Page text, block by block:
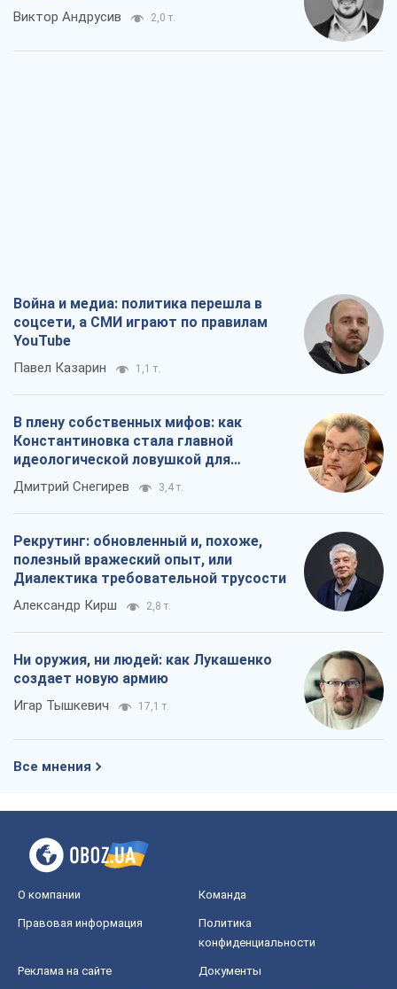
Виктор Андрусив 2,0 т.
Война и медиа: политика перешла в
соцсети, а СМИ играют по правилам
YouTube
Павел Казарин 1,1 т.
В плену собственных мифов: как
Константиновка стала главной
идеологической ловушкой для
российских оккупантов
Дмитрий Снегирев 3,4 т.
Рекрутинг: обновленный и, похоже,
полезный вражеский опыт, или
Диалектика требовательной трусости
Александр Кирш 2,8 т.
Ни оружия, ни людей: как Лукашенко
создает новую армию
Игар Тышкевич 17,1 т.
Все мнения
О компании Команда
Правовая информация
Политика
конфиденциальности
Реклама на сайте Документы